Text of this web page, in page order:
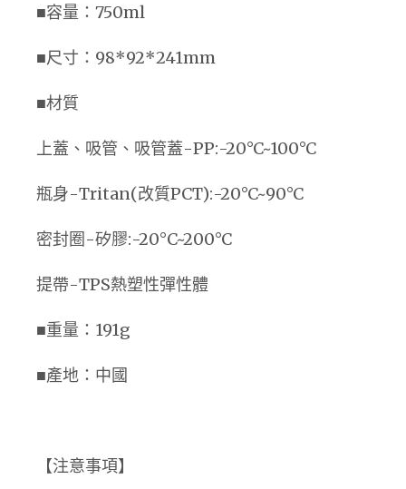
■容量：750ml
■尺寸：98*92*241mm
■材質
上蓋、吸管、吸管蓋-PP:-20°C~100°C
瓶身-Tritan(改質PCT):-20°C~90°C
密封圈-矽膠:-20°C~200°C
提帶-TPS熱塑性彈性體
■重量：191g
■產地：中國
【注意事項】